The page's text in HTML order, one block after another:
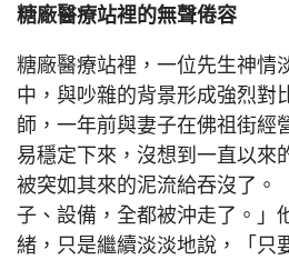
糖廠醫療站裡的無聲倦容
糖廠醫療站裡，一位先生神情
中，與吵雜的背景形成強烈對
師，一年前與妻子在佛祖街經
易穩定下來，沒想到一直以來
被突如其來的泥流給吞沒了。
子、設備，全都被沖走了。」
緒，只是繼續淡淡地說，「只